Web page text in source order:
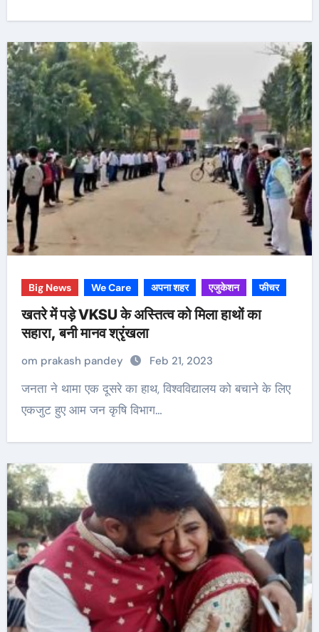
Big News We Care अपना शहर एजुकेशन फीचर
खतरे में पड़े VKSU के अस्तित्व को मिला हाथों का
सहारा, बनी मानव श्रृंखला
om prakash pandey Feb 21, 2023
जनता ने थामा एक दूसरे का हाथ, विश्वविद्यालय को बचाने के लिए
एकजुट हुए आम जन कृषि विभाग…